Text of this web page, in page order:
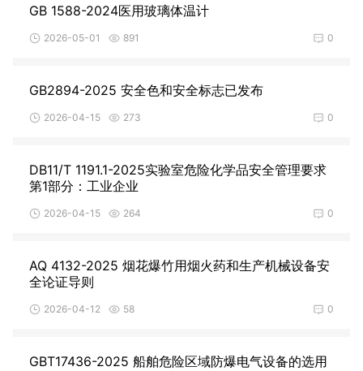
GB 1588-2024医用玻璃体温计
0
2026-05-01 891
GB2894-2025 安全色和安全标志已发布
0
2026-04-15 273
DB11/T 1191.1-2025实验室危险化学品安全管理要求
第1部分：工业企业
0
2026-04-15 264
AQ 4132-2025 烟花爆竹用烟火药和生产机械设备安
全论证导则
0
2026-04-12 58
GBT17436-2025 船舶危险区域防爆电气设备的选用